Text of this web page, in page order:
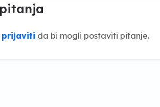
prijaviti da bi mogli postaviti pitanje.